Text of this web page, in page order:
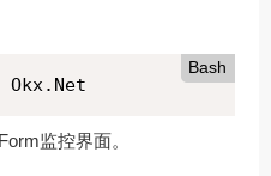
Bash
监控界面。